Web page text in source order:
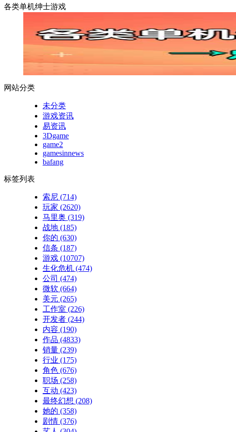
各类单机绅士游戏
网站分类
未分类
游戏资讯
易资讯
3Dgame
game2
gamesinnews
bafang
标签列表
索尼 (714)
玩家 (2620)
马里奥 (319)
战地 (185)
你的 (630)
信条 (187)
游戏 (10707)
生化危机 (474)
公司 (474)
微软 (664)
美元 (265)
工作室 (226)
开发者 (244)
内容 (190)
作品 (4833)
销量 (239)
行业 (175)
角色 (676)
职场 (258)
互动 (423)
最终幻想 (208)
她的 (358)
剧情 (376)